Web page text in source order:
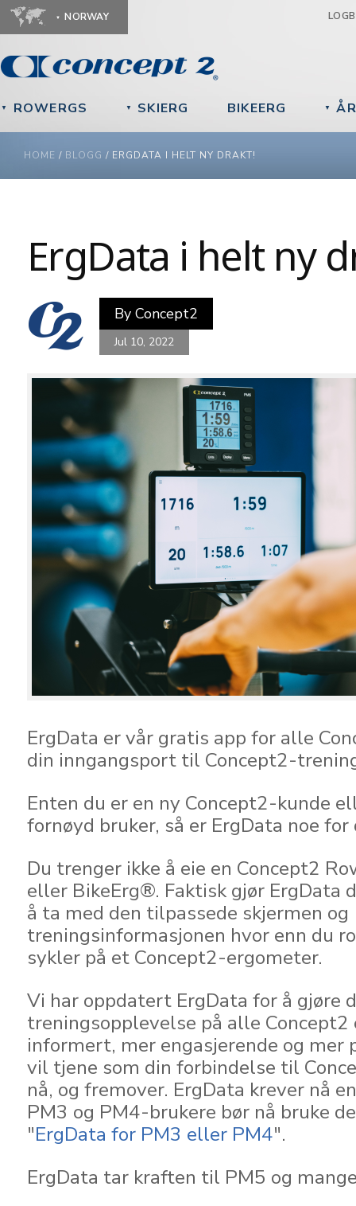
NORWAY
▼ ROWERGS ▼ SKIERG BIKEERG ▼
YOU ARE HERE
HOME / BLOGG / ERGDATA I HELT NY DRAKT!
ErgData i helt ny
By Concept2
Jul 10, 2022
ErgData er vår gratis app for alle
din inngangsport til Concept2-
Enten du er en ny Concept2-kunde
fornøyd bruker, så er ErgData noe for
Du trenger ikke å eie en Concept2
eller BikeErg®. Faktisk gjør ErgData
å ta med den tilpassede skjermen og
treningsinformasjonen hvor enn du
sykler på et Concept2-ergometer.
Vi har oppdatert ErgData for å gjøre
treningsopplevelse på alle
informert, mer engasjerende og mer
vil tjene som din forbindelse til
nå, og fremover. ErgData krever nå
PM3 og PM4-brukere bør nå bruke
"ErgData for PM3 eller PM4".
ErgData tar kraften til PM5 og